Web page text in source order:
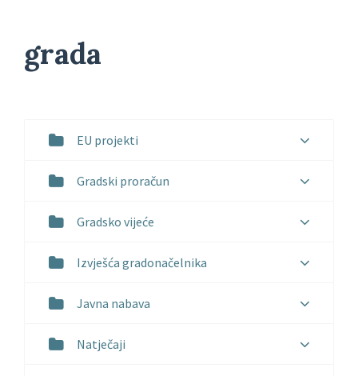
grada
EU projekti
Gradski proračun
Gradsko vijeće
Izvješća gradonačelnika
Javna nabava
Natječaji